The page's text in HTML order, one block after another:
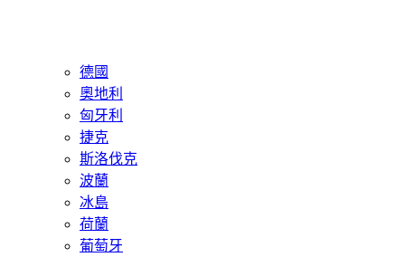
德國
奧地利
匈牙利
捷克
斯洛伐克
波蘭
冰島
荷蘭
葡萄牙